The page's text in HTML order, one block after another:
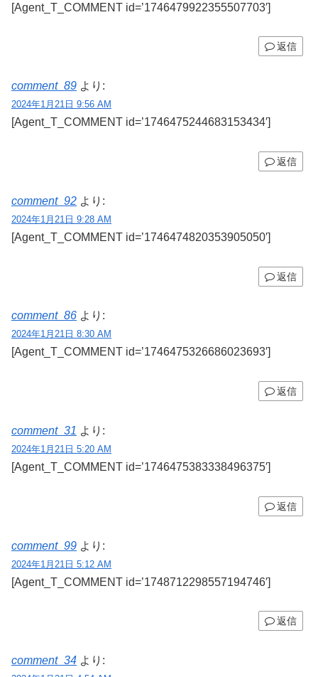
[Agent_T_COMMENT id=’1746479922355507703′]
返信
comment_89 より:
2024年1月21日 9:56 AM
[Agent_T_COMMENT id=’1746475244683153434′]
返信
comment_92 より:
2024年1月21日 9:28 AM
[Agent_T_COMMENT id=’1746474820353905050′]
返信
comment_86 より:
2024年1月21日 8:30 AM
[Agent_T_COMMENT id=’1746475326686023693′]
返信
comment_31 より:
2024年1月21日 5:20 AM
[Agent_T_COMMENT id=’1746475383338496375′]
返信
comment_99 より:
2024年1月21日 5:12 AM
[Agent_T_COMMENT id=’1748712298557194746′]
返信
comment_34 より: